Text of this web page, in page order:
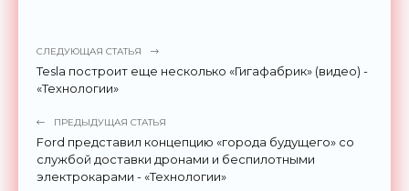
СЛЕДУЮЩАЯ СТАТЬЯ
Tesla построит еще несколько «Гигафабрик» (видео) -
«Технологии»
ПРЕДЫДУЩАЯ СТАТЬЯ
Ford представил концепцию «города будущего» со
службой доставки дронами и беспилотными
электрокарами - «Технологии»